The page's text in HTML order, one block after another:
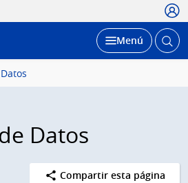
Desplegar
Menú Abrir
Datos
Compartir esta página